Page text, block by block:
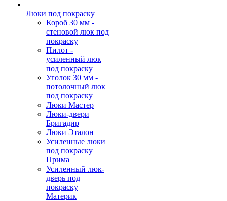
Люки под покраску
Короб 30 мм -
стеновой люк под
покраску
Пилот -
усиленный люк
под покраску
Уголок 30 мм -
потолочный люк
под покраску
Люки Мастер
Люки-двери
Бригадир
Люки Эталон
Усиленные люки
под покраску
Прима
Усиленный люк-
дверь под
покраску
Материк